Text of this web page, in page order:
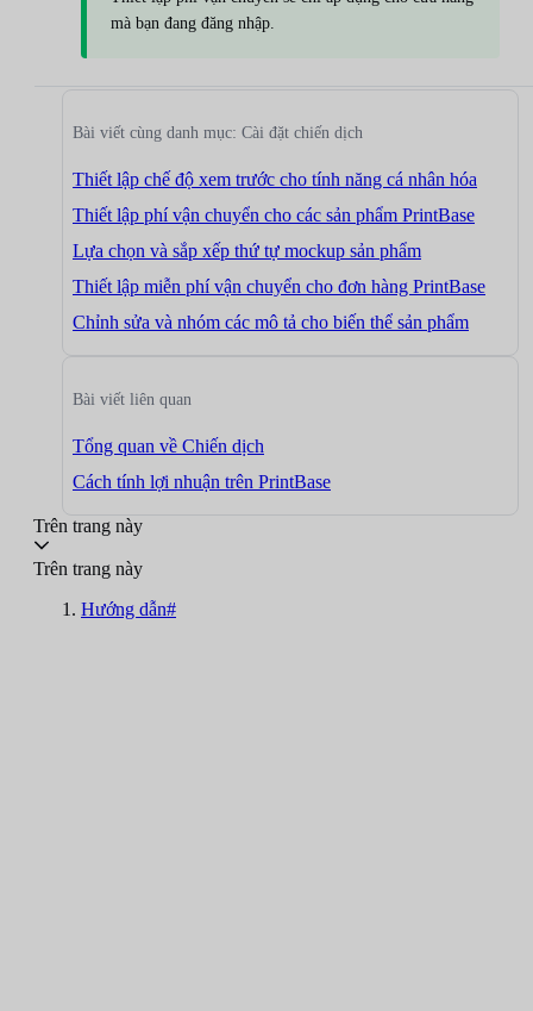
mà bạn đang đăng nhập.
Bài viết cùng danh mục: Cài đặt chiến dịch
Thiết lập chế độ xem trước cho tính năng cá nhân hóa
Thiết lập phí vận chuyển cho các sản phẩm PrintBase
Lựa chọn và sắp xếp thứ tự mockup sản phẩm
Thiết lập miễn phí vận chuyển cho đơn hàng PrintBase
Chỉnh sửa và nhóm các mô tả cho biến thể sản phẩm
Bài viết liên quan
Tổng quan về Chiến dịch
Cách tính lợi nhuận trên PrintBase
Trên trang này
Trên trang này
Hướng dẫn#